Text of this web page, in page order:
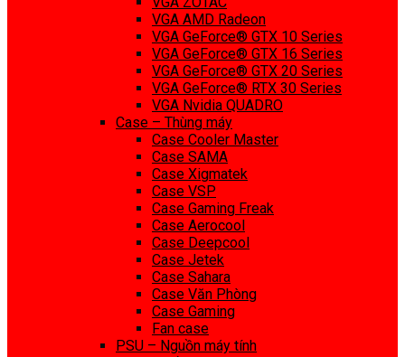
VGA AMD Radeon
VGA GeForce® GTX 10 Series
VGA GeForce® GTX 16 Series
VGA GeForce® GTX 20 Series
VGA GeForce® RTX 30 Series
VGA Nvidia QUADRO
Case – Thùng máy
Case Cooler Master
Case SAMA
Case Xigmatek
Case VSP
Case Gaming Freak
Case Aerocool
Case Deepcool
Case Jetek
Case Sahara
Case Văn Phòng
Case Gaming
Fan case
PSU – Nguồn máy tính